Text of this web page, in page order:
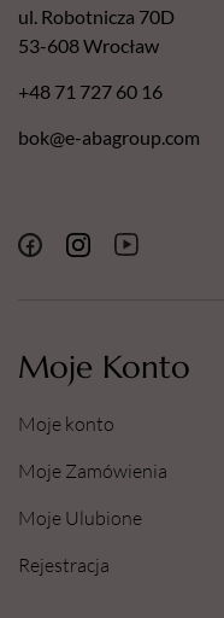
Moje Konto
Moje konto
Moje Zamówienia
Moje Ulubione
Rejestracja
ul. Robotnicza 70D
53-608 Wrocław
+48 71 727 60 16
bok@e-abagroup.com